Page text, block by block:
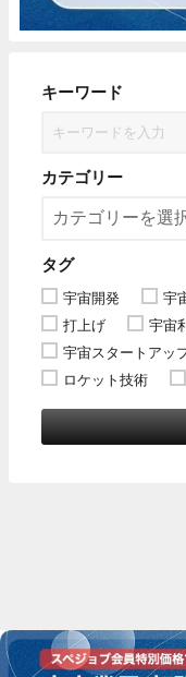
キーワード
カテゴリー
タグ
宇宙開発 宇
打上げ
宇宙
宇宙スタートアッ
ロケット技術